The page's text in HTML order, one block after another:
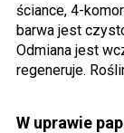
ściance, 4-
barwa jest
Odmiana jest
regeneruje.
W uprawie